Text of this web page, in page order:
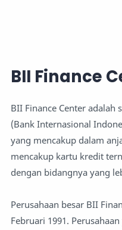
BII Finance
BII Finance Center adalah
(Bank Internasional
yang mencakup dalam
mencakup kartu kredit
dengan bidangnya yang
Perusahaan besar BII
Februari 1991.